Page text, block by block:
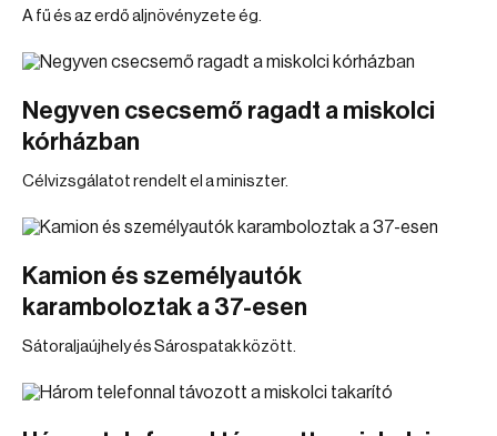
A fű és az erdő aljnövényzete ég.
Negyven csecsemő ragadt a miskolci
kórházban
Célvizsgálatot rendelt el a miniszter.
Kamion és személyautók
karamboloztak a 37-esen
Sátoraljaújhely és Sárospatak között.